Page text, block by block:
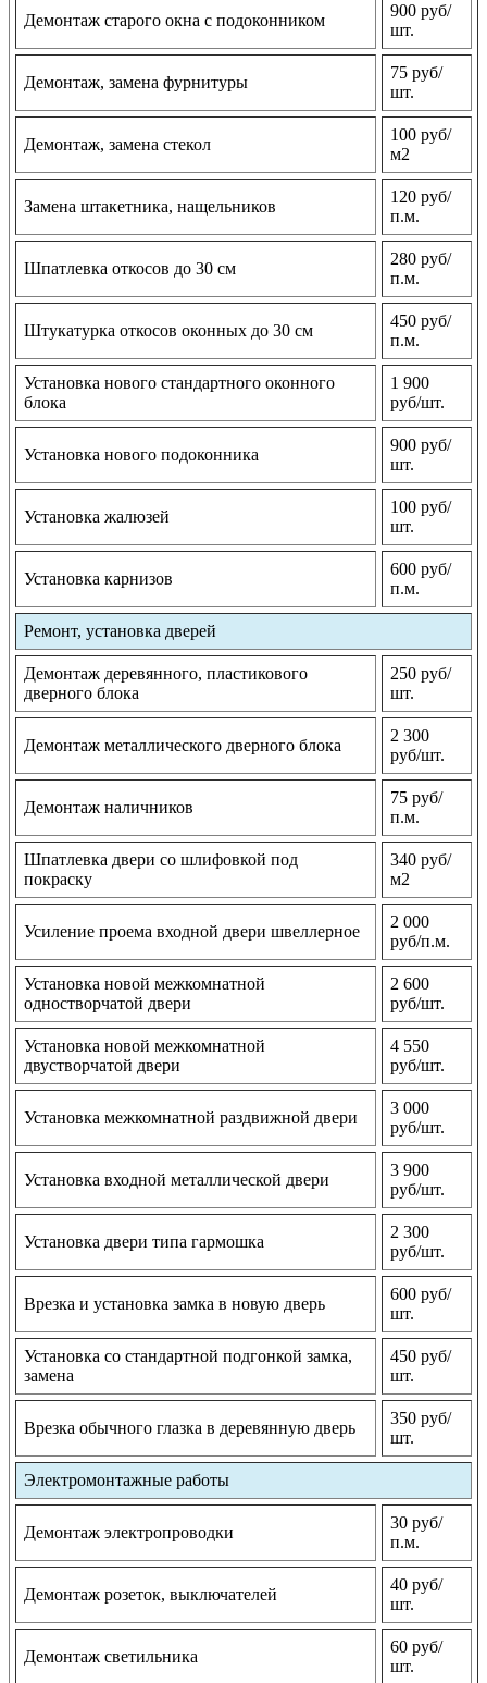
Демонтаж старого окна с подоконником
900 руб/
шт.
Демонтаж, замена фурнитуры
75 руб/
шт.
Демонтаж, замена стекол
100 руб/
м2
Замена штакетника, нащельников
120 руб/
п.м.
Шпатлевка откосов до 30 см
280 руб/
п.м.
Штукатурка откосов оконных до 30 см
450 руб/
п.м.
Установка нового стандартного оконного
блока
1 900
руб/шт.
Установка нового подоконника
900 руб/
шт.
Установка жалюзей
100 руб/
шт.
Установка карнизов
600 руб/
п.м.
Ремонт, установка дверей
Демонтаж деревянного, пластикового
дверного блока
250 руб/
шт.
Демонтаж металлического дверного блока
2 300
руб/шт.
Демонтаж наличников
75 руб/
п.м.
Шпатлевка двери со шлифовкой под
покраску
340 руб/
м2
Усиление проема входной двери швеллерное
2 000
руб/п.м.
Установка новой межкомнатной
одностворчатой двери
2 600
руб/шт.
Установка новой межкомнатной
двустворчатой двери
4 550
руб/шт.
Установка межкомнатной раздвижной двери
3 000
руб/шт.
Установка входной металлической двери
3 900
руб/шт.
Установка двери типа гармошка
2 300
руб/шт.
Врезка и установка замка в новую дверь
600 руб/
шт.
Установка со стандартной подгонкой замка,
замена
450 руб/
шт.
Врезка обычного глазка в деревянную дверь
350 руб/
шт.
Электромонтажные работы
Демонтаж электропроводки
30 руб/
п.м.
Демонтаж розеток, выключателей
40 руб/
шт.
Демонтаж светильника
60 руб/
шт.